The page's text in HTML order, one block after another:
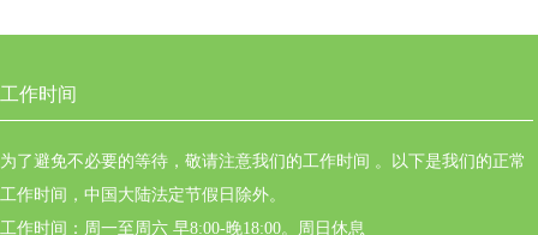
工作时间
为了避免不必要的等待，敬请注意我们的工作时间 。以下是我们的正常
工作时间，中国大陆法定节假日除外。
工作时间：周一至周六 早8:00-晚18:00。周日休息